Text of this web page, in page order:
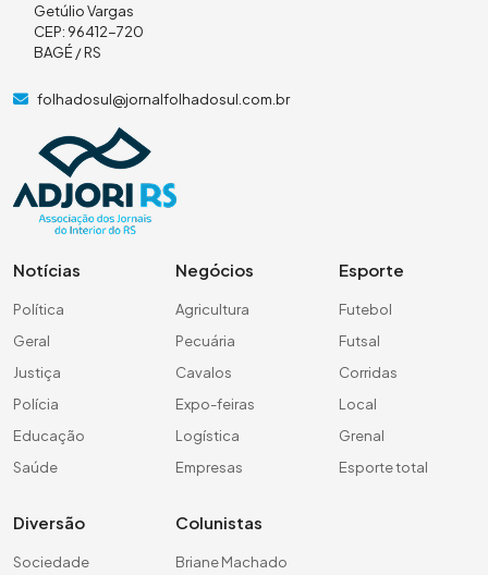
Getúlio Vargas
CEP: 96412-720
BAGÉ / RS
folhadosul@jornalfolhadosul.com.br
Notícias
Política
Geral
Justiça
Polícia
Educação
Saúde
Negócios
Agricultura
Pecuária
Cavalos
Expo-feiras
Logística
Empresas
Esporte
Futebol
Futsal
Corridas
Local
Grenal
Esporte total
Diversão
Sociedade
Colunistas
Briane Machado